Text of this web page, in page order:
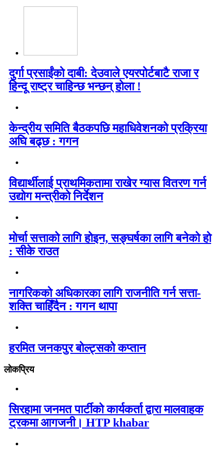
दुर्गा प्रसाईंको दाबी: देउवाले एयरपोर्टबाटै राजा र
हिन्दू राष्ट्र चाहिन्छ भन्छन् होला !
केन्द्रीय समिति बैठकपछि महाधिवेशनको प्रक्रिया
अघि बढ्छ : गगन
विद्यार्थीलाई प्राथमिकतामा राखेर ग्यास वितरण गर्न
उद्योग मन्त्रीको निर्देशन
मोर्चा सत्ताको लागि होइन, सङ्घर्षका लागि बनेको हो
: सीके राउत
नागरिकको अधिकारका लागि राजनीति गर्न सत्ता-
शक्ति चाहिँदैन : गगन थापा
हरमित जनकपुर बोल्ट्सको कप्तान
लोकप्रिय
सिरहामा जनमत पार्टीको कार्यकर्ता द्वारा मालवाहक
ट्रकमा आगजनी। HTP khabar